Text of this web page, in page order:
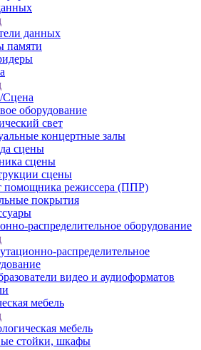
данных
памяти
Сцена
оборудование
свет
концертные залы
сцены
сцены
сцены
помощника режиссера (ППР)
покрытия
распределительное оборудование
распределительное
видео и аудиоформатов
мебель
мебель
стойки, шкафы